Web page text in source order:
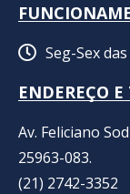
Seg-Sex
ENDEREÇO
Av. Feliciano
25963-083.
(21) 2742-3352​